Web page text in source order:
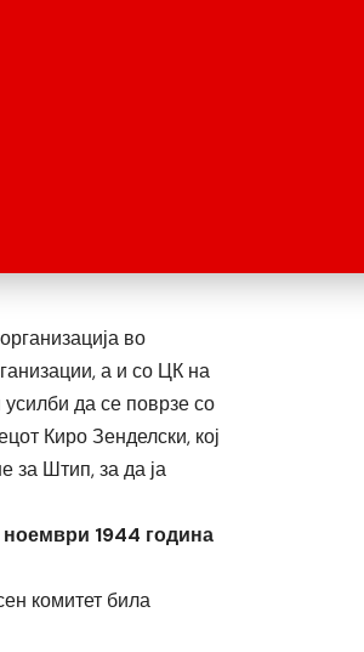
во
а и со ЦК на
да се поврзе со
Киро Зенделски, кој
за Штип, за да ја
ноември 1944 година
комитет била